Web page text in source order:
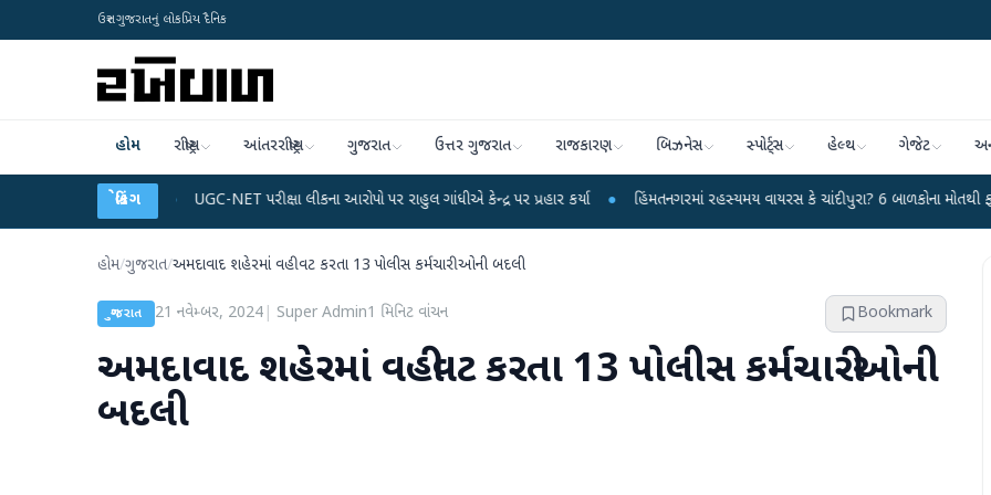
ઉત્તર ગુજરાતનું લોકપ્રિય દૈનિક
હોમ રાષ્ટ્રીય આંતરરાષ્ટ્રીય ગુજરાત ઉત્તર ગુજરાત રાજકારણ બિઝનેસ સ્પોર્ટ્સ હેલ્થ ગેજેટ
બ્રેકિંગ
UGC-NET પરીક્ષા લીકના આરોપો પર રાહુલ ગાંધીએ કેન્દ્ર પર પ્રહાર કર્યા ● હિંમતનગરમાં રહસ્યમય વાયરસ કે ચાંદીપુરા? 6 બાળકોના મોતથી ફફડાટ ●
હોમ/ગુજરાત/અમદાવાદ શહેરમાં વહીવટ કરતા 13 પોલીસ કર્મચારીઓની બદલી
ગુજરાત 21 નવેમ્બર, 2024 Super Admin1 મિનિટ વાંચન Bookmark
અમદાવાદ શહેરમાં વહીવટ કરતા 13 પોલીસ કર્મચારીઓની
બદલી